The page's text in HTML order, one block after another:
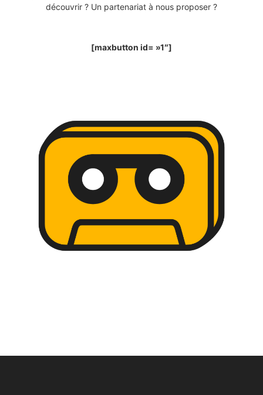
découvrir ? Un partenariat à nous proposer ?
[maxbutton id= »1″]